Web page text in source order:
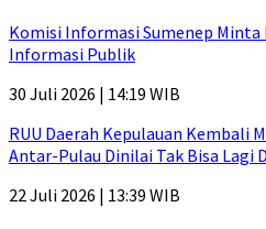
Komisi Informasi Sumenep
Informasi Publik
30 Juli 2026 | 14:19 WIB
RUU Daerah Kepulauan Kembali
Antar-Pulau Dinilai Tak Bisa Lagi
22 Juli 2026 | 13:39 WIB